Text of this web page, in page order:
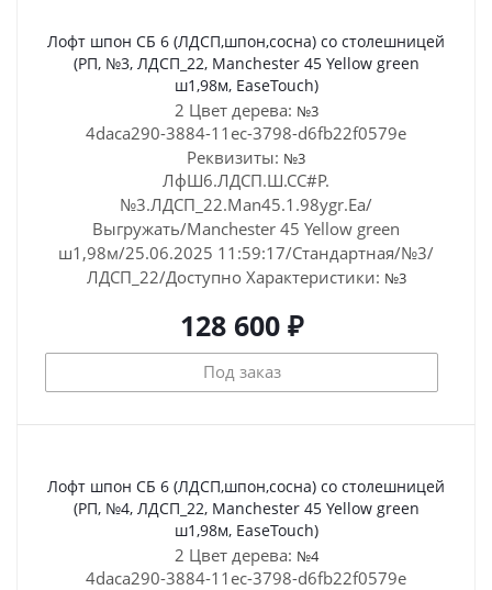
Лофт шпон СБ 6 (ЛДСП,шпон,сосна) со столешницей
(РП, №3, ЛДСП_22, Manchester 45 Yellow green
ш1,98м, EaseTouch)
2 Цвет дерева: №3
4daca290-3884-11ec-3798-d6fb22f0579e
Реквизиты: №3
ЛфШ6.ЛДСП.Ш.СС#Р.
№3.ЛДСП_22.Man45.1.98ygr.Ea/
Выгружать/Manchester 45 Yellow green
ш1,98м/25.06.2025 11:59:17/Стандартная/№3/
ЛДСП_22/Доступно Характеристики: №3
128 600 ₽
Под заказ
Лофт шпон СБ 6 (ЛДСП,шпон,сосна) со столешницей
(РП, №4, ЛДСП_22, Manchester 45 Yellow green
ш1,98м, EaseTouch)
2 Цвет дерева: №4
4daca290-3884-11ec-3798-d6fb22f0579e